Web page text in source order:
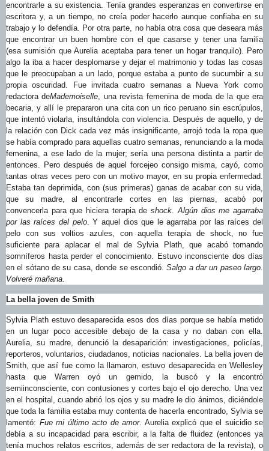
encontrarle a su existencia. Tenía grandes esperanzas en convertirse en
escritora y, a un tiempo, no creía poder hacerlo aunque confiaba en su
trabajo y lo defendía. Por otra parte, no había otra cosa que deseara más
que encontrar un buen hombre con el que casarse y tener una familia
(esa sumisión que Aurelia aceptaba para tener un hogar tranquilo). Pero
algo la iba a hacer desplomarse y dejar el matrimonio y todas las cosas
que le preocupaban a un lado, porque estaba a punto de sucumbir a su
propia oscuridad. Fue invitada cuatro semanas a Nueva York como
redactora deMademoiselle, una revista femenina de moda de la que era
becaria, y allí le prepararon una cita con un rico peruano sin escrúpulos,
que intentó violarla, insultándola con violencia. Después de aquello, y de
la relación con Dick cada vez más insignificante, arrojó toda la ropa que
se había comprado para aquellas cuatro semanas, renunciando a la moda
femenina, a ese lado de la mujer; sería una persona distinta a partir de
entonces. Pero después de aquel forcejeo consigo misma, cayó, como
tantas otras veces pero con un motivo mayor, en su propia enfermedad.
Estaba tan deprimida, con (sus primeras) ganas de acabar con su vida,
que su madre, al encontrarle cortes en las piernas, acabó por
convencerla para que hiciera terapia deshock.Algún dios me agarraba
por las raíces del pelo. Y aquel dios que le agarraba por las raíces del
pelo con sus voltios azules, con aquella terapia de shock, no fue
suficiente para aplacar el mal de Sylvia Plath, que acabó tomando
somníferos hasta perder el conocimiento. Estuvo inconsciente dos días
en el sótano de su casa, donde se escondió.Salgo a dar un paseo largo.
Volveré mañana.
La bella joven de Smith
Sylvia Plath estuvo desaparecida esos dos días porque se había metido
en un lugar poco accesible debajo de la casa y no daban con ella.
Aurelia, su madre, denunció la desaparición: investigaciones, policías,
reporteros, voluntarios, ciudadanos, noticias nacionales. La bella joven de
Smith, que así fue como la llamaron, estuvo desaparecida en Wellesley
hasta que Warren oyó un gemido, la buscó y la encontró
semiinconsciente, con contusiones y cortes bajo el ojo derecho. Una vez
en el hospital, cuando abrió los ojos y su madre le dio ánimos, diciéndole
que toda la familia estaba muy contenta de hacerla encontrado, Sylvia se
lamentó: Fue mi último acto de amor. Aurelia explicó que el suicidio se
debía a su incapacidad para escribir, a la falta de fluidez (entonces ya
tenía muchos relatos escritos, además de ser redactora de la revista), o